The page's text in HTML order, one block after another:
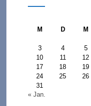
M
D M
3
4 5
10
11 12
17
18 19
24
25 26
31
« Jan.